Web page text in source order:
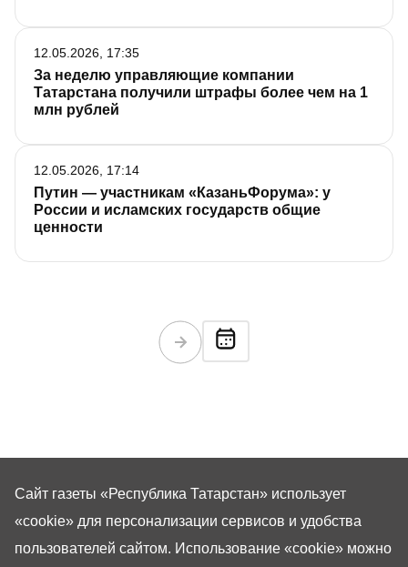
За неделю управляющие компании
Татарстана получили штрафы более чем на 1
млн рублей
12.05.2026, 17:35
Путин — участникам «КазаньФорума»: у
России и исламских государств общие
ценности
12.05.2026, 17:14
Сайт газеты «Республика Татарстан» использует
«cookie» для персонализации сервисов и удобства
пользователей сайтом. Использование «cookie» можно